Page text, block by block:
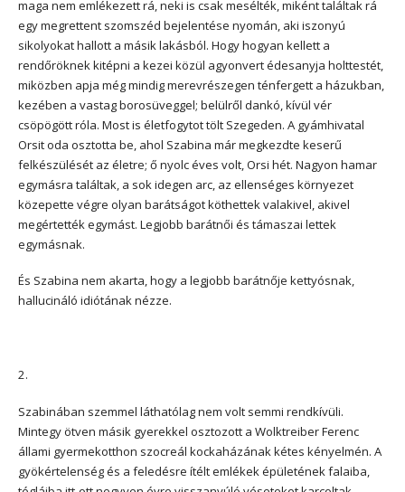
maga nem emlékezett rá, neki is csak mesélték, miként találtak rá
egy megrettent szomszéd bejelentése nyomán, aki iszonyú
sikolyokat hallott a másik lakásból. Hogy hogyan kellett a
rendőröknek kitépni a kezei közül agyonvert édesanyja holttestét,
miközben apja még mindig merevrészegen ténfergett a házukban,
kezében a vastag borosüveggel; belülről dankó, kívül vér
csöpögött róla. Most is életfogytot tölt Szegeden. A gyámhivatal
Orsit oda osztotta be, ahol Szabina már megkezdte keserű
felkészülését az életre; ő nyolc éves volt, Orsi hét. Nagyon hamar
egymásra találtak, a sok idegen arc, az ellenséges környezet
közepette végre olyan barátságot köthettek valakivel, akivel
megértették egymást. Legjobb barátnői és támaszai lettek
egymásnak.
És Szabina nem akarta, hogy a legjobb barátnője kettyósnak,
hallucináló idiótának nézze.
2.
Szabinában szemmel láthatólag nem volt semmi rendkívüli.
Mintegy ötven másik gyerekkel osztozott a Wolktreiber Ferenc
állami gyermekotthon szocreál kockaházának kétes kényelmén. A
gyökértelenség és a feledésre ítélt emlékek épületének falaiba,